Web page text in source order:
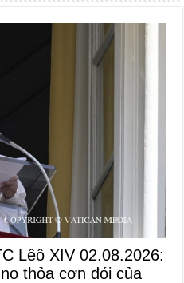
Lêô XIV 02.08.2026:
thỏa cơn đói của